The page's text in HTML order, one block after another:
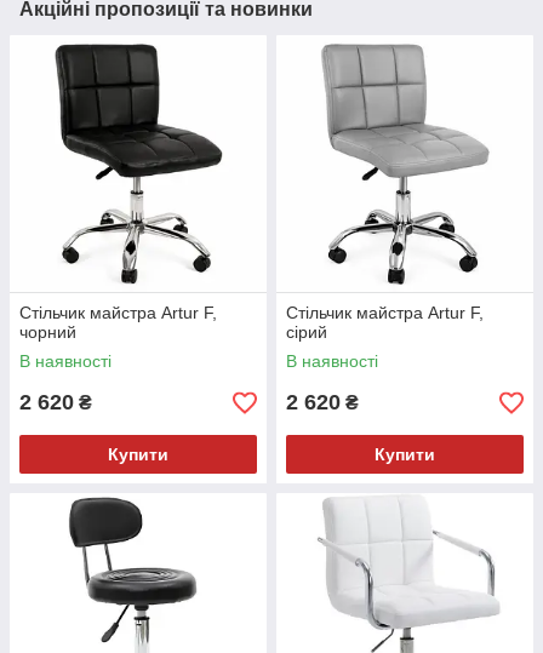
Акційні пропозиції та новинки
Стільчик майстра Artur F,
чорний
В наявності
2 620 ₴
Купити
Стільчик майстра Artur F,
сірий
В наявності
2 620 ₴
Купити